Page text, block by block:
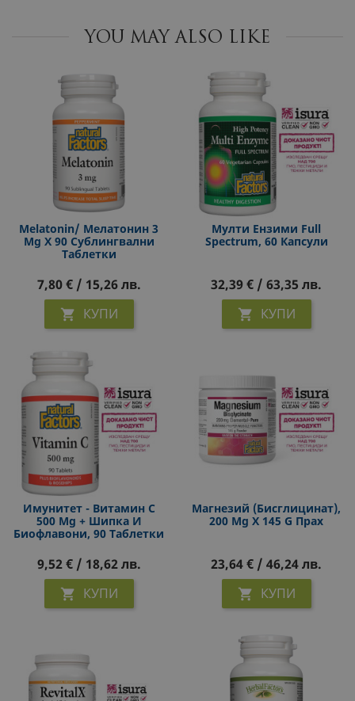
YOU MAY ALSO LIKE
Melatonin/ Мелатонин 3
Mg X 90 Сублингвални
Таблетки
7,80 € / 15,26 лв.
 КУПИ
Мулти Ензими Full
Spectrum, 60 Капсули
32,39 € / 63,35 лв.
 КУПИ
Имунитет - Витамин C
500 Mg + Шипка И
Биофлавони, 90 Таблетки
9,52 € / 18,62 лв.
 КУПИ
Магнезий (бисглицинат),
200 Mg Х 145 G Прах
23,64 € / 46,24 лв.
 КУПИ